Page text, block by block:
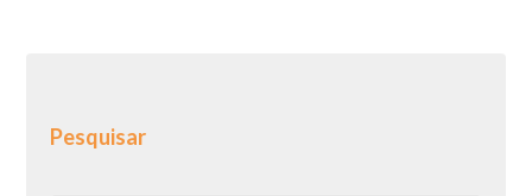
Pesquisar